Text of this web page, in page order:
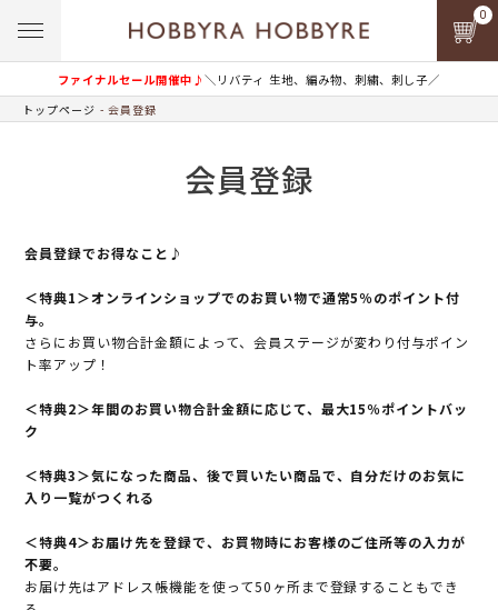
ファイナルセール開催中♪＼リバティ 生地、編み物、刺繍、刺し子／
0
トップページ 会員登録
会員登録
会員登録でお得なこと♪
＜特典1＞オンラインショップでのお買い物で通常5％のポイント付
与。
さらにお買い物合計金額によって、会員ステージが変わり付与ポイン
ト率アップ！
＜特典2＞年間のお買い物合計金額に応じて、最大15％ポイントバッ
ク
＜特典3＞気になった商品、後で買いたい商品で、自分だけのお気に
入り一覧がつくれる
＜特典4＞お届け先を登録で、お買物時にお客様のご住所等の入力が
不要。
お届け先はアドレス帳機能を使って50ヶ所まで登録することもでき